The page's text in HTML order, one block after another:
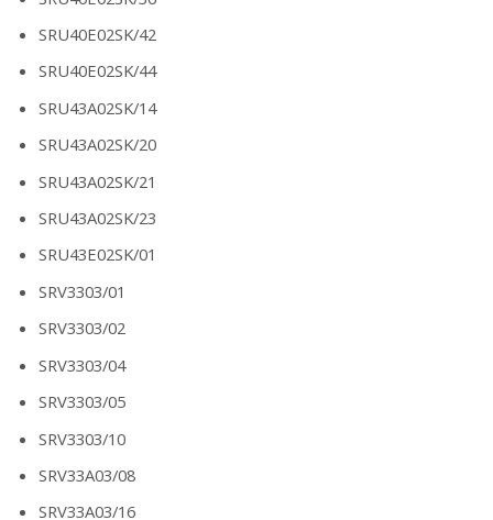
SRU40E02SK/42
SRU40E02SK/44
SRU43A02SK/14
SRU43A02SK/20
SRU43A02SK/21
SRU43A02SK/23
SRU43E02SK/01
SRV3303/01
SRV3303/02
SRV3303/04
SRV3303/05
SRV3303/10
SRV33A03/08
SRV33A03/16